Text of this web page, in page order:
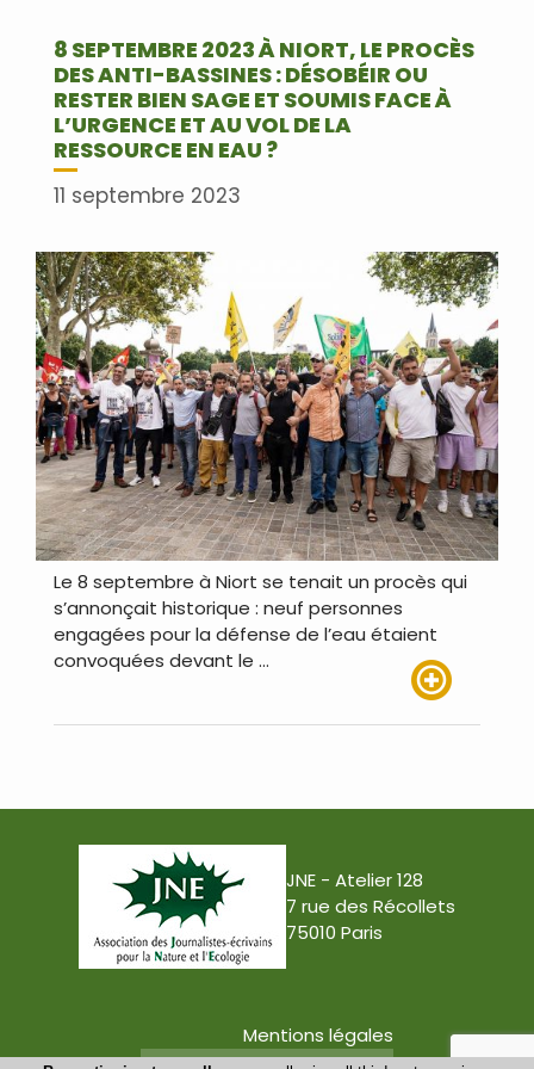
8 SEPTEMBRE 2023 À NIORT, LE PROCÈS
DES ANTI-BASSINES : DÉSOBÉIR OU
RESTER BIEN SAGE ET SOUMIS FACE À
L’URGENCE ET AU VOL DE LA
RESSOURCE EN EAU ?
11 septembre 2023
Le 8 septembre à Niort se tenait un procès qui
s’annonçait historique : neuf personnes
engagées pour la défense de l’eau étaient
convoquées devant le …
JNE - Atelier 128
7 rue des Récollets
75010 Paris
Mentions légales